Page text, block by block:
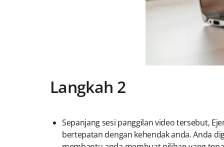
Langkah 2
Sepanjang sesi panggilan video tersebut,
bertepatan dengan kehendak anda. Anda